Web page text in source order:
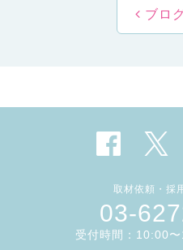
ブロ
取材依頼・採
03-
受付時間：10:00〜